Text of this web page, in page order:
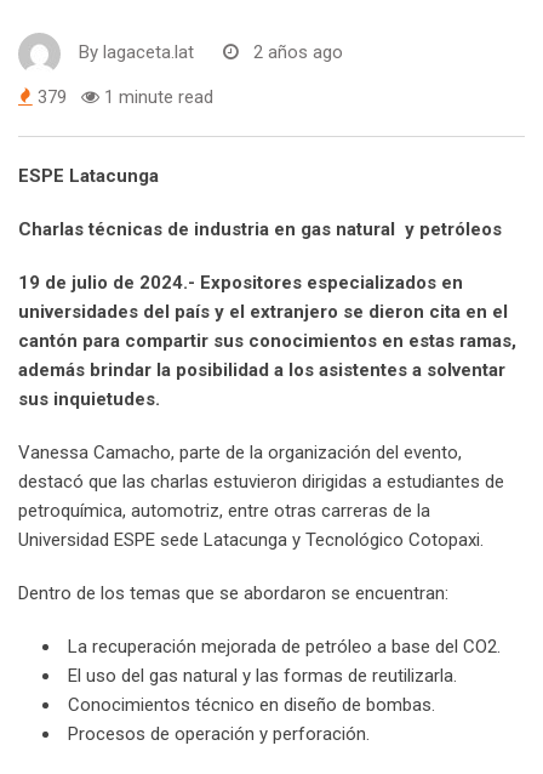
By lagaceta.lat 2 años ago
379 1 minute read
ESPE Latacunga
Charlas técnicas de industria en gas natural y petróleos
19 de julio de 2024.- Expositores especializados en
universidades del país y el extranjero se dieron cita en el
cantón para compartir sus conocimientos en estas ramas,
además brindar la posibilidad a los asistentes a solventar
sus inquietudes.
Vanessa Camacho, parte de la organización del evento,
destacó que las charlas estuvieron dirigidas a estudiantes de
petroquímica, automotriz, entre otras carreras de la
Universidad ESPE sede Latacunga y Tecnológico Cotopaxi.
Dentro de los temas que se abordaron se encuentran:
La recuperación mejorada de petróleo a base del CO2.
El uso del gas natural y las formas de reutilizarla.
Conocimientos técnico en diseño de bombas.
Procesos de operación y perforación.